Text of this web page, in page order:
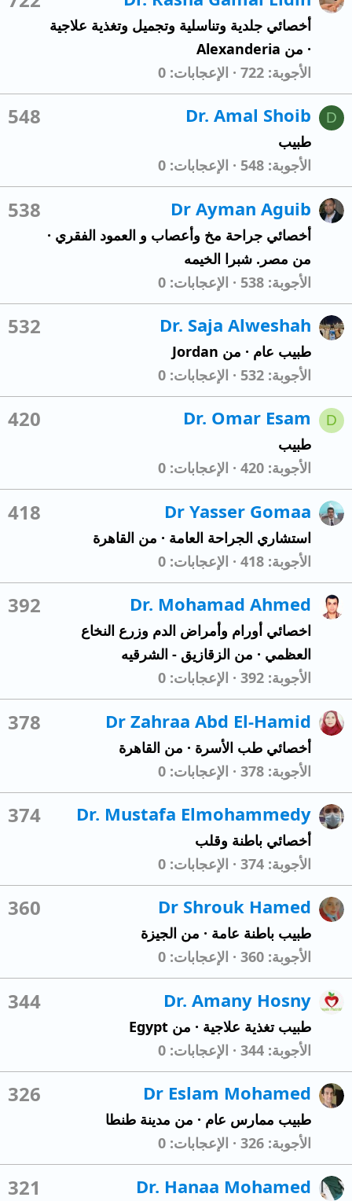
أخصائي جلدية وتناسلية وتجميل وتغذية علاجية
· من Alexanderia
الأجوبة 722 الإعجابات 0
D
548 Dr. Amal Shoib
طبيب
الأجوبة 548 الإعجابات 0
538 Dr Ayman Aguib
أخصائي جراحة مخ وأعصاب و العمود الفقري ·
من مصر. شبرا الخيمه
الأجوبة 538 الإعجابات 0
532 Dr. Saja Alweshah
طبيب عام · من Jordan
الأجوبة 532 الإعجابات 0
D
420 Dr. Omar Esam
طبيب
الأجوبة 420 الإعجابات 0
418 Dr Yasser Gomaa
استشاري الجراحة العامة · من القاهرة
الأجوبة 418 الإعجابات 0
392 Dr. Mohamad Ahmed
اخصائي أورام وأمراض الدم وزرع النخاع
العظمي · من الزقازيق - الشرقيه
الأجوبة 392 الإعجابات 0
378 Dr Zahraa Abd El-Hamid
أخصائي طب الأسرة · من القاهرة
الأجوبة 378 الإعجابات 0
374 Dr. Mustafa Elmohammedy
أخصائي باطنة وقلب
الأجوبة 374 الإعجابات 0
360 Dr Shrouk Hamed
طبيب باطنة عامة · من الجيزة
الأجوبة 360 الإعجابات 0
344 Dr. Amany Hosny
طبيب تغذية علاجية · من Egypt
الأجوبة 344 الإعجابات 0
326 Dr Eslam Mohamed
طبيب ممارس عام · من مدينة طنطا
الأجوبة 326 الإعجابات 0
321 Dr. Hanaa Mohamed